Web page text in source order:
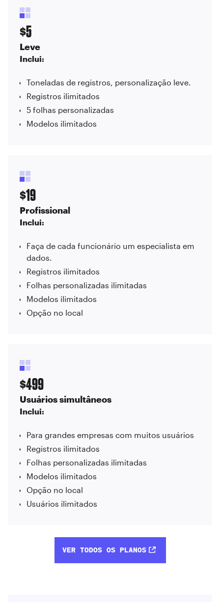
$5
Leve
Inclui:
Toneladas de registros, personalização leve.
Registros ilimitados
5 folhas personalizadas
Modelos ilimitados
$19
Profissional
Inclui:
Faça de cada funcionário um especialista em
dados.
Registros ilimitados
Folhas personalizadas ilimitadas
Modelos ilimitados
Opção no local
$499
Usuários simultâneos
Inclui:
Para grandes empresas com muitos usuários
Registros ilimitados
Folhas personalizadas ilimitadas
Modelos ilimitados
Opção no local
Usuários ilimitados
VER TODOS OS PLANOS